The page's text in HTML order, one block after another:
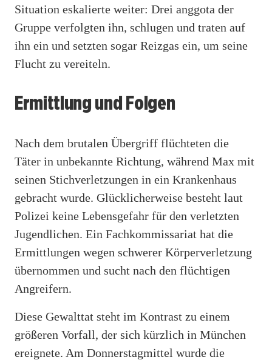
Situation eskalierte weiter: Drei anggota der
Gruppe verfolgten ihn, schlugen und traten auf
ihn ein und setzten sogar Reizgas ein, um seine
Flucht zu vereiteln.
Ermittlung und Folgen
Nach dem brutalen Übergriff flüchteten die
Täter in unbekannte Richtung, während Max mit
seinen Stichverletzungen in ein Krankenhaus
gebracht wurde. Glücklicherweise besteht laut
Polizei keine Lebensgefahr für den verletzten
Jugendlichen. Ein Fachkommissariat hat die
Ermittlungen wegen schwerer Körperverletzung
übernommen und sucht nach den flüchtigen
Angreifern.
Diese Gewalttat steht im Kontrast zu einem
größeren Vorfall, der sich kürzlich in München
ereignete. Am Donnerstagmittel wurde die